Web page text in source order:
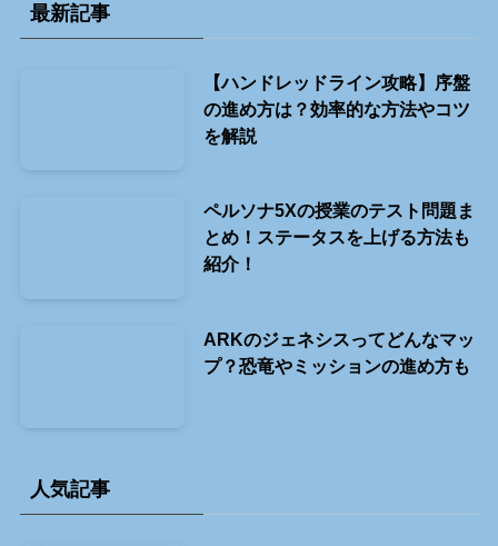
最新記事
【ハンドレッドライン攻略】序盤
の進め方は？効率的な方法やコツ
を解説
ペルソナ5Xの授業のテスト問題ま
とめ！ステータスを上げる方法も
紹介！
ARKのジェネシスってどんなマッ
プ？恐竜やミッションの進め方も
人気記事